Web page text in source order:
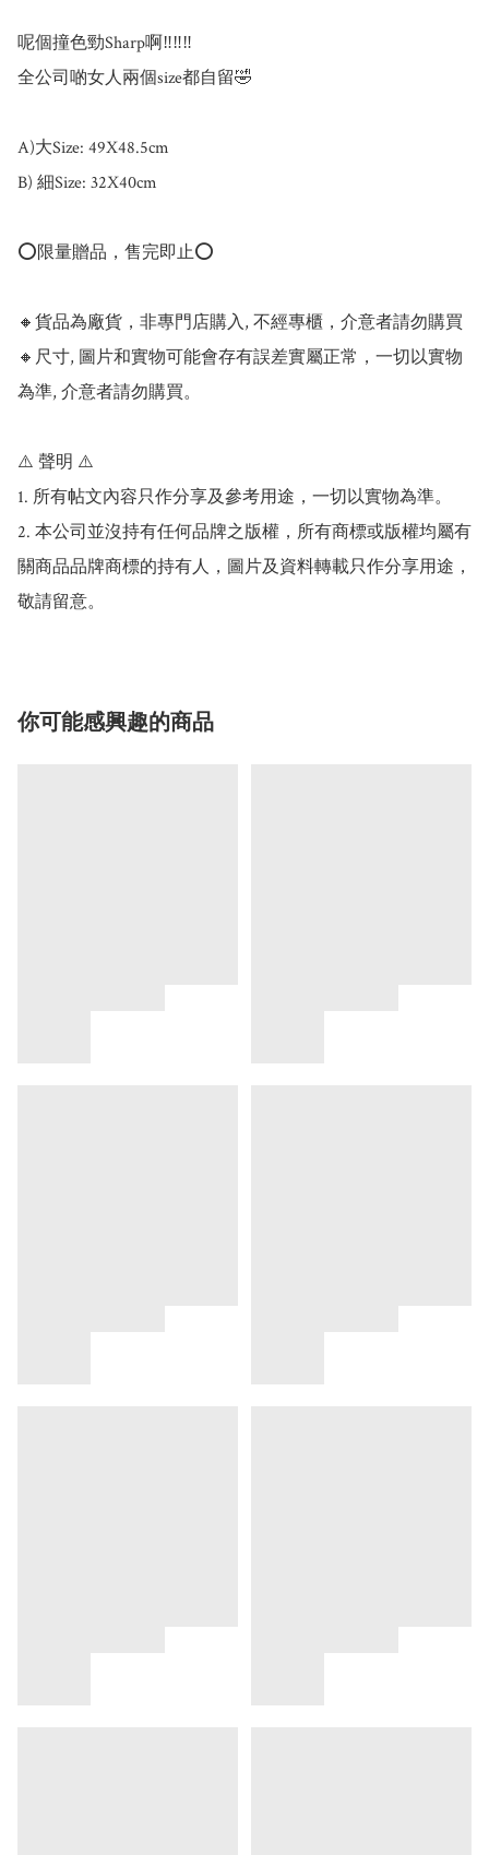
呢個撞色勁Sharp啊‼️‼️‼️
全公司啲女人兩個size都自留🤣
A)大Size: 49X48.5cm
B) 細Size: 32X40cm
⭕️限量贈品，售完即止⭕️
🔸貨品為廠貨，非專門店購入, 不經專櫃，介意者請勿購買
🔸尺寸, 圖片和實物可能會存有誤差實屬正常，一切以實物
為準, 介意者請勿購買。
⚠️ 聲明 ⚠️
1. 所有帖文內容只作分享及參考用途，一切以實物為準。
2. 本公司並沒持有任何品牌之版權，所有商標或版權均屬有
關商品品牌商標的持有人，圖片及資料轉載只作分享用途，
敬請留意。
你可能感興趣的商品